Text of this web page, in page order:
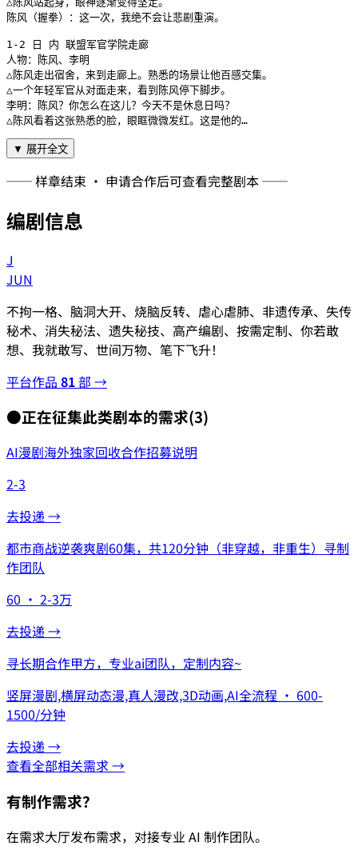
陈风（握拳）：这一次，我绝不会让悲剧重演。
1-2 日 内 联盟军官学院走廊
人物：陈风、李明
△陈风走出宿舍，来到走廊上。熟悉的场景让他百感交集。
△一个年轻军官从对面走来，看到陈风停下脚步。
李明：陈风？你怎么在这儿？今天不是休息日吗？
△陈风看着这张熟悉的脸，眼眶微微发红。这是他的…
▼ 展开全文
── 样章结束 · 申请合作后可查看完整剧本 ──
编剧信息
J
JUN
不拘一格、脑洞大开、烧脑反转、虐心虐肺、非遗传承、失传
秘术、消失秘法、遗失秘技、高产编剧、按需定制、你若敢
想、我就敢写、世间万物、笔下飞升！
平台作品 81部 →
●正在征集此类剧本的需求(3)
AI漫剧海外独家回收合作招募说明
2-3
去投递 →
都市商战逆袭爽剧60集，共120分钟（非穿越，非重生）寻制
作团队
60 · 2-3万
去投递 →
寻长期合作甲方，专业ai团队，定制内容~
竖屏漫剧,横屏动态漫,真人漫改,3D动画,AI全流程 · 600-
1500/分钟
去投递 →
查看全部相关需求 →
有制作需求？
在需求大厅发布需求，对接专业 AI 制作团队。